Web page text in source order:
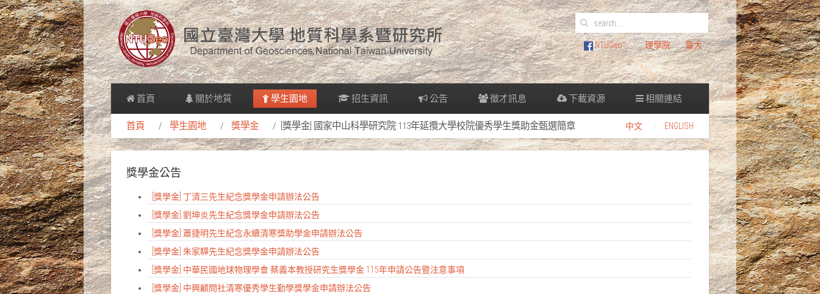
NTUGeo 理學院 臺大
首頁 關於地質 學生園地 招生資訊 公告 徵才訊息 下載資源 相關連結
首頁 學生園地 獎學金 [獎學金] 國家中山科學研究院 113年延攬大學校院優秀學生獎助金甄選簡章 中文 ENGLISH
獎學金公告
[獎學金] 丁清三先生紀念獎學金申請辦法公告
[獎學金] 劉坤炎先生紀念獎學金申請辦法公告
[獎學金] 蕭捷明先生紀念永續清寒獎助學金申請辦法公告
[獎學金] 朱家驊先生紀念獎學金申請辦法公告
[獎學金] 中華民國地球物理學會 蔡義本教授研究生獎學金 115年申請公告暨注意事項
[獎學金] 中興顧問社清寒優秀學生勤學獎學金申請辦法公告